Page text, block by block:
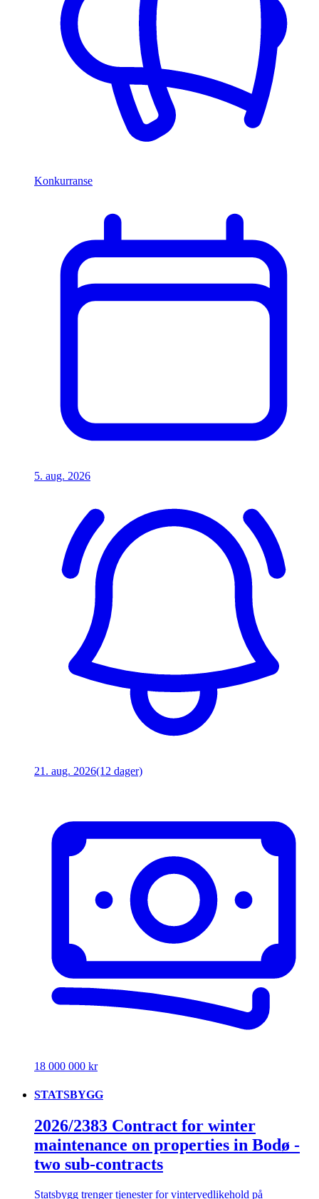
Konkurranse
5. aug. 2026
21. aug. 2026(12 dager)
18 000 000 kr
STATSBYGG
2026/2383 Contract for winter
maintenance on properties in Bodø -
two sub-contracts
Statsbygg trenger tjenester for vintervedlikehold på